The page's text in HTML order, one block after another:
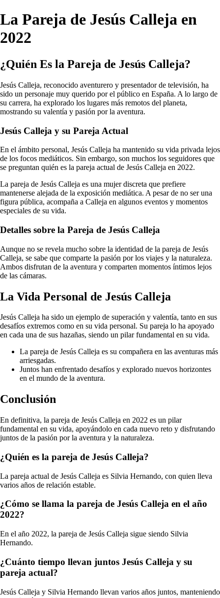
La Pareja de Jesús Calleja en
2022
¿Quién Es la Pareja de Jesús Calleja?
Jesús Calleja, reconocido aventurero y presentador de televisión, ha
sido un personaje muy querido por el público en España. A lo largo de
su carrera, ha explorado los lugares más remotos del planeta,
mostrando su valentía y pasión por la aventura.
Jesús Calleja y su Pareja Actual
En el ámbito personal, Jesús Calleja ha mantenido su vida privada lejos
de los focos mediáticos. Sin embargo, son muchos los seguidores que
se preguntan quién es la pareja actual de Jesús Calleja en 2022.
La pareja de Jesús Calleja es una mujer discreta que prefiere
mantenerse alejada de la exposición mediática. A pesar de no ser una
figura pública, acompaña a Calleja en algunos eventos y momentos
especiales de su vida.
Detalles sobre la Pareja de Jesús Calleja
Aunque no se revela mucho sobre la identidad de la pareja de Jesús
Calleja, se sabe que comparte la pasión por los viajes y la naturaleza.
Ambos disfrutan de la aventura y comparten momentos íntimos lejos
de las cámaras.
La Vida Personal de Jesús Calleja
Jesús Calleja ha sido un ejemplo de superación y valentía, tanto en sus
desafíos extremos como en su vida personal. Su pareja lo ha apoyado
en cada una de sus hazañas, siendo un pilar fundamental en su vida.
La pareja de Jesús Calleja es su compañera en las aventuras más
arriesgadas.
Juntos han enfrentado desafíos y explorado nuevos horizontes
en el mundo de la aventura.
Conclusión
En definitiva, la pareja de Jesús Calleja en 2022 es un pilar
fundamental en su vida, apoyándolo en cada nuevo reto y disfrutando
juntos de la pasión por la aventura y la naturaleza.
¿Quién es la pareja de Jesús Calleja?
La pareja actual de Jesús Calleja es Silvia Hernando, con quien lleva
varios años de relación estable.
¿Cómo se llama la pareja de Jesús Calleja en el año
2022?
En el año 2022, la pareja de Jesús Calleja sigue siendo Silvia
Hernando.
¿Cuánto tiempo llevan juntos Jesús Calleja y su
pareja actual?
Jesús Calleja y Silvia Hernando llevan varios años juntos, manteniendo